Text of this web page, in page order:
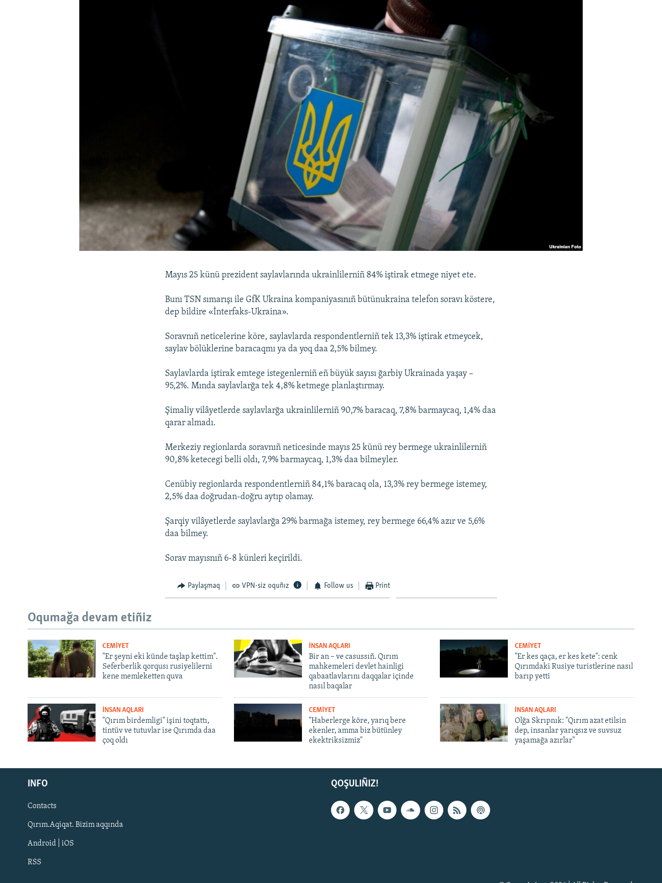
Русский
Українською
QOŞULIÑIZ!
Mayıs 25 künü prezident saylavlarında ukrainlilerniñ 84% iştirak etmege niyet ete.
Bunı TSN sımarışı ile GfK Ukraina kompaniyasınıñ bütünukraina telefon soravı köstere,
dep bildire «İnterfaks-Ukraina».
Soravnıñ neticelerine köre, saylavlarda respondentlerniñ tek 13,3% iştirak etmeycek,
saylav bölüklerine baracaqmı ya da yoq daa 2,5% bilmey.
Saylavlarda iştirak emtege istegenlerniñ eñ büyük sayısı ğarbiy Ukrainada yaşay –
95,2%. Mında saylavlarğa tek 4,8% ketmege planlaştırmay.
Şimaliy vilâyetlerde saylavlarğa ukrainlilerniñ 90,7% baracaq, 7,8% barmaycaq, 1,4% daa
qarar almadı.
Merkeziy regionlarda soravnıñ neticesinde mayıs 25 künü rey bermege ukrainlilerniñ
90,8% ketecegi belli oldı, 7,9% barmaycaq, 1,3% daa bilmeyler.
Cenübiy regionlarda respondentlerniñ 84,1% baracaq ola, 13,3% rey bermege istemey,
2,5% daa doğrudan-doğru aytıp olamay.
Şarqiy vilâyetlerde saylavlarğa 29% barmağa istemey, rey bermege 66,4% azır ve 5,6%
daa bilmey.
Sorav mayısnıñ 6-8 künleri keçirildi.
Paylaşmaq VPN-siz oquñız Follow us Print
Oqumağa devam etiñiz
CEMİYET
"Er şeyni eki künde taşlap kettim".
Seferberlik qorqusı rusiyelilerni
kene memleketten quva
İNSAN AQLARI
Bir an – ve casussıñ. Qırım
mahkemeleri devlet hainligi
qabaatlavlarını daqqalar içinde
nasıl baqalar
CEMİYET
"Er kes qaça, er kes kete": cenk
Qırımdaki Rusiye turistlerine nasıl
barıp yetti
İNSAN AQLARI
"Qırım birdemligi" işini toqtattı,
tintüv ve tutuvlar ise Qırımda daa
çoq oldı
CEMİYET
"Haberlerge köre, yarıq bere
ekenler, amma biz bütünley
ekektriksizmiz"
İNSAN AQLARI
Olğa Skrıpnık: "Qırım azat etilsin
dep, insanlar yarıqsız ve suvsuz
yaşamağa azırlar"
QOŞULIÑIZ!
INFO
Contacts
Qırım.Aqiqat. Bizim aqqında
Android | iOS
RSS